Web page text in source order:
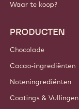
Waar te koop?
PRODUCTEN
Chocolade
Cacao-ingrediënten
Noteningrediënten
Coatings & Vullingen